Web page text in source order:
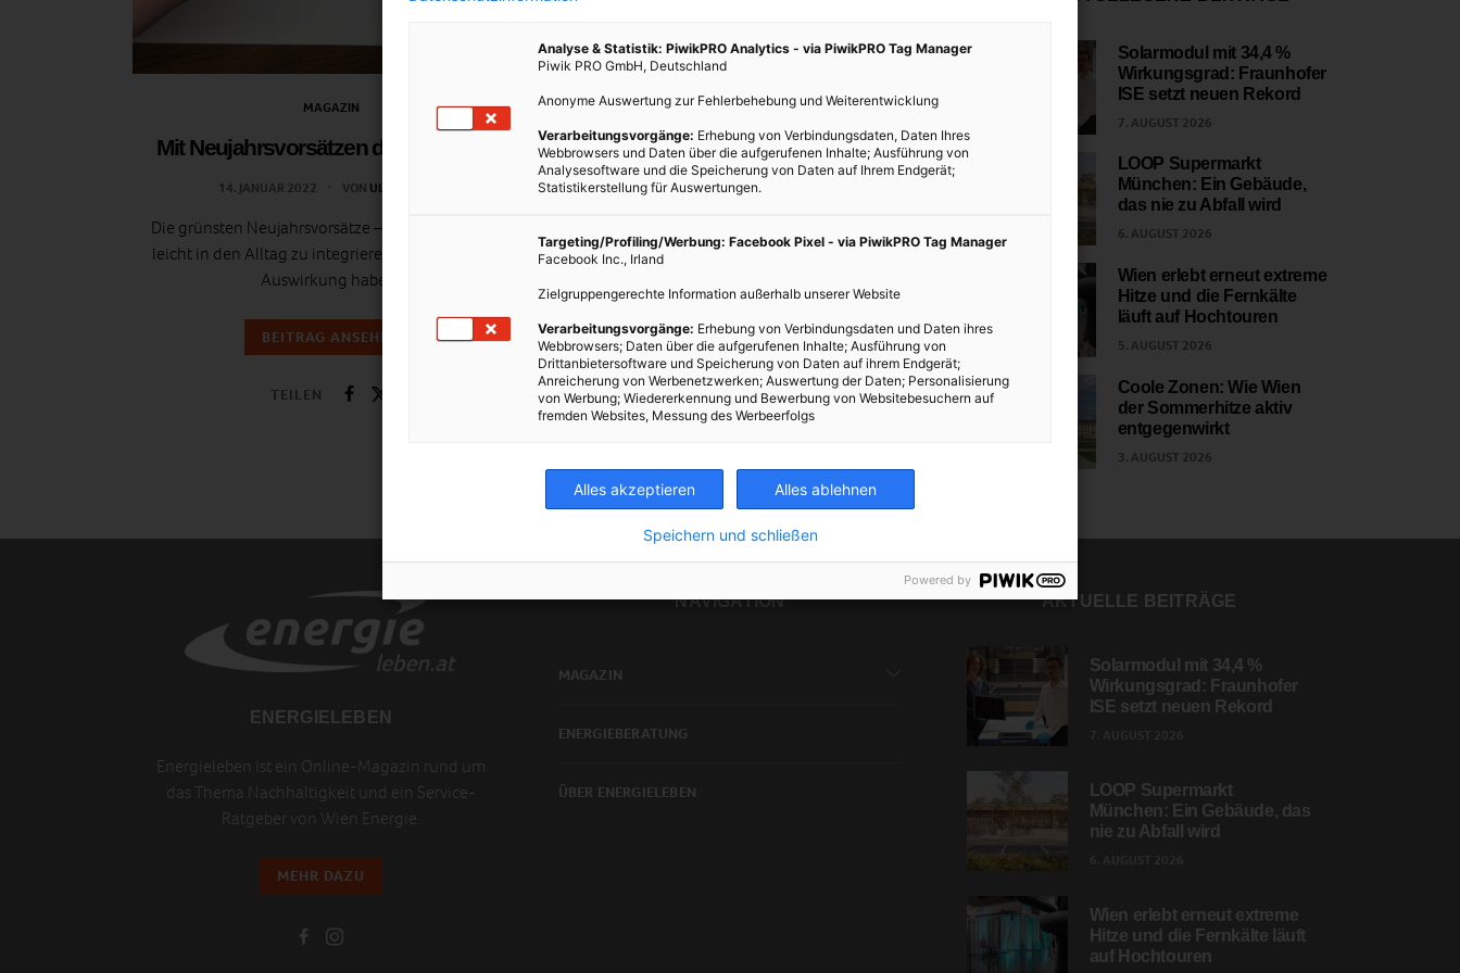
MAGAZIN
Mit Neujahrsvorsätzen die Welt retten
14. JANUAR 2022 VON ULRIKE GÖBL
Die grünsten Neujahrsvorsätze – Kleinigkeiten, die
leicht in den Alltag zu integrieren sind, aber große
Auswirkung haben!
BEITRAG ANSEHEN
TEILEN
LEBEN
Aus Alt mach Neu – Alte Skateboards
wieder verwerten
Wer kennt sie nicht? Skateboarder, die in den Straßen
stundenlang auf ihren Brettern einen Trick nach dem
anderen stehen.
BEITRAG ANSEHEN
Solarmodul mit 34,4 %
Wirkungsgrad: Fraunhofer
ISE setzt neuen Rekord
7. AUGUST 2026
LOOP Supermarkt
München: Ein Gebäude,
das nie zu Abfall wird
6. AUGUST 2026
Wien erlebt erneut extreme
Hitze und die Fernkälte
läuft auf Hochtouren
5. AUGUST 2026
Coole Zonen: Wie Wien
der Sommerhitze aktiv
entgegenwirkt
3. AUGUST 2026
ENERGIELEBEN
Energieleben ist ein Online-Magazin rund um
das Thema Nachhaltigkeit und ein Service-
Ratgeber von Wien Energie.
MEHR DAZU
NAVIGATION
MAGAZIN
ENERGIEBERATUNG
ÜBER ENERGIELEBEN
AKTUELLE BEITRÄGE
Solarmodul mit 34,4 %
Wirkungsgrad: Fraunhofer
ISE setzt neuen Rekord
LOOP Supermarkt
München: Ein Gebäude, das
nie zu Abfall wird
Wien erlebt erneut extreme
Hitze und die Fernkälte läuft
auf Hochtouren
Analyse & Statistik: PiwikPRO Analytics - via PiwikPRO Tag Manager
Piwik PRO GmbH, Deutschland
Anonyme Auswertung zur Fehlerbehebung und Weiterentwicklung
Verarbeitungsvorgänge: Erhebung von Verbindungsdaten, Daten Ihres
Webbrowsers und Daten über die aufgerufenen Inhalte; Ausführung von
Analysesoftware und die Speicherung von Daten auf Ihrem Endgerät;
Statistikerstellung für Auswertungen.
Targeting/Profiling/Werbung: Facebook Pixel - via PiwikPRO Tag Manager
Facebook Inc., Irland
Zielgruppengerechte Information außerhalb unserer Website
Verarbeitungsvorgänge: Erhebung von Verbindungsdaten und Daten ihres
Webbrowsers; Daten über die aufgerufenen Inhalte; Ausführung von
Drittanbietersoftware und Speicherung von Daten auf ihrem Endgerät;
Anreicherung von Werbenetzwerken; Auswertung der Daten; Personalisierung
von Werbung; Wiedererkennung und Bewerbung von Websitebesuchern auf
fremden Websites, Messung des Werbeerfolgs
Alles akzeptieren Alles ablehnen
Speichern und schließen
Powered by